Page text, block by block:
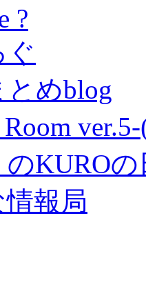
?
とめblog
KURO
報局